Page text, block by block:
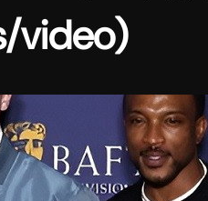
video)